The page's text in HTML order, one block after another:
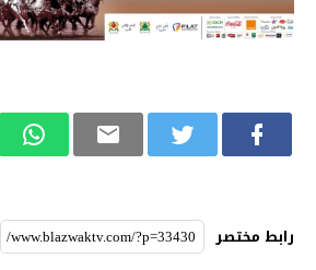
رابط مختصر